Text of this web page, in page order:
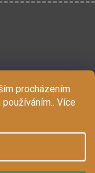
procházením
Více